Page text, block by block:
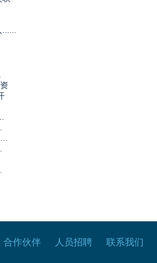
......
合作伙伴 人员招聘 联系我们